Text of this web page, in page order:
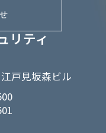
リティ
戸見坂森ビル